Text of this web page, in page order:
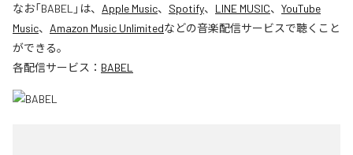
なお「BABEL 」は、 Apple Music、 Spotify、 LINE MUSIC、 YouTube
Music、 Amazon Music Unlimitedなどの音楽配信サービスで聴くこと
ができる。
各配信サービス： BABEL